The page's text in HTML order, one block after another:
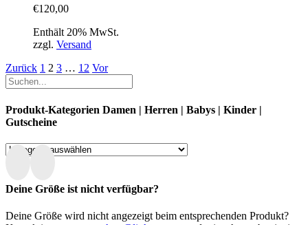
€120,00
Enthält 20% MwSt.
zzgl. Versand
Zurück 1 2 3 … 12 Vor
Produkt-Kategorien Damen | Herren | Babys | Kinder |
Gutscheine
Deine Größe ist nicht verfügbar?
Deine Größe wird nicht angezeigt beim entsprechenden Produkt?